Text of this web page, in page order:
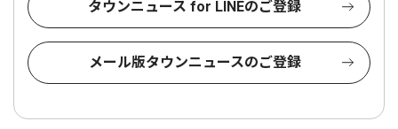
タウンニュース for LINEのご登録
メール版タウンニュースのご登録